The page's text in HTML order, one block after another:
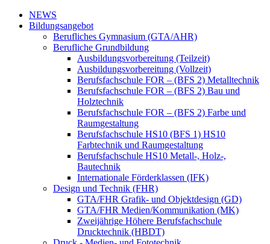
NEWS
Bildungsangebot
Berufliches Gymnasium (GTA/AHR)
Berufliche Grundbildung
Ausbildungsvorbereitung (Teilzeit)
Ausbildungsvorbereitung (Vollzeit)
Berufsfachschule FOR – (BFS 2) Metalltechnik
Berufsfachschule FOR – (BFS 2) Bau und
Holztechnik
Berufsfachschule FOR – (BFS 2) Farbe und
Raumgestaltung
Berufsfachschule HS10 (BFS 1) HS10
Farbtechnik und Raumgestaltung
Berufsfachschule HS10 Metall-, Holz-,
Bautechnik
Internationale Förderklassen (IFK)
Design und Technik (FHR)
GTA/FHR Grafik- und Objektdesign (GD)
GTA/FHR Medien/Kommunikation (MK)
Zweijährige Höhere Berufsfachschule
Drucktechnik (HBDT)